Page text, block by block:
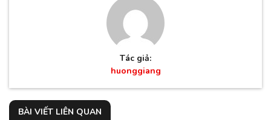
Tác giả:
huonggiang
BÀI VIẾT LIÊN QUAN